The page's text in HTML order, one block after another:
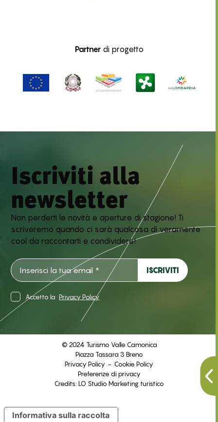
Partnerdi progetto
Iscriviti alla
newsletter
Non perderti le novità e aperture di stagione! Ti
scriveremo quando ci sarà qualcosa di veramente
cool da raccontarti e condividere!
Accetto la Privacy Policy
© 2024 Turismo Valle Camonica
Piazza Tassara 3 Breno
Privacy Policy - Cookie Policy
Preferenze di privacy
Credits:LO Studio Marketing turistico
Informativa sulla raccolta